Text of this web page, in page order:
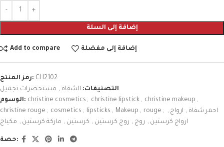
إضافة إلى السلة
Add to compare إضافة إلى مفضلة
رمز المنتج: CH2102
التصنيفات: الشفاة , مستحضرات تجميل
الوسوم: christine cosmetics , christine lipstick , christine makeup ,
christine rouge , cosmetics , lipsticks , Makeup , rouge , احمر شفاة , ارواج ,
ارواج كرستين , روج , روج كرستين , كرستين , ماركة كرستين , مكياج
حصة: